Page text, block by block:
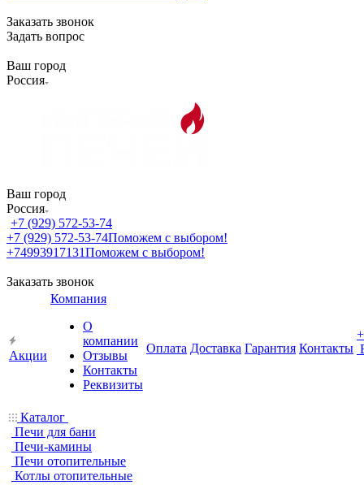
Заказать звонок
Задать вопрос
Ваш город
Россия
Ваш город
Россия
+7 (929) 572-53-74
+7 (929) 572-53-74Поможем с выбором!
+74993917131Поможем с выбором!
Заказать звонок
Акции
Компания
О
компании
Отзывы
Контакты
Реквизиты
Оплата Доставка Гарантия Контакты
+
Каталог
Печи для бани
Печи-камины
Печи отопительные
Котлы отопительные